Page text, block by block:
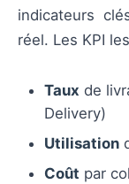
indicateurs
réel. Les KPI
Taux de
Delivery)
Utilisation
Coût par